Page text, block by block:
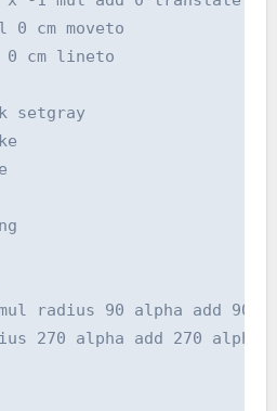
0 cm moveto
0 cm lineto
setgray
radius 90 alpha add 90
270 alpha add 270 alpha